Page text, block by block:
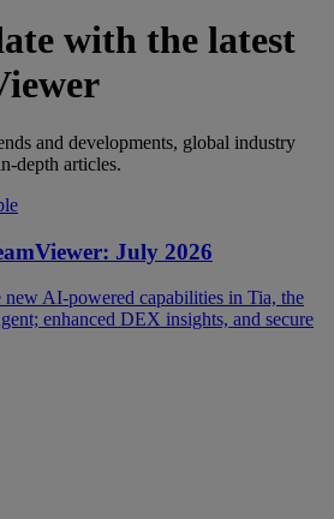
with the latest
and developments, global industry
depth articles.
July 2026
new AI-powered capabilities in Tia, the
enhanced DEX insights, and secure